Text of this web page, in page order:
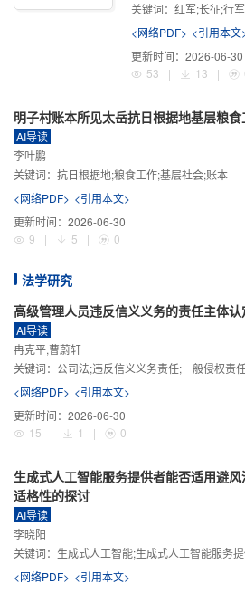
关键词： 红军;长征;行
<网络PDF> <引用本文
更新时间： 2026-06-30
53
| 13 |
明子村账本所见太岳抗日根据地基层粮
AI导读
李叶鹏
关键词： 抗日根据地;粮食工作;基层社会;账本
<网络PDF> <引用本文>
更新时间： 2026-06-30
9
| 5 | 0
法学研究
高级管理人员违反信义义务的责任主体认
AI导读
冉克平,曹蔚轩
关键词： 公司法;违反信义义务责任;一般侵权责任;
<网络PDF> <引用本文>
更新时间： 2026-06-30
15
| 1 | 0
生成式人工智能服务提供者能否适用避
适格性的探讨
AI导读
李晓阳
关键词： 生成式人工智能;生成式人工智能服务提供者;
<网络PDF> <引用本文>